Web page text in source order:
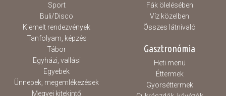
Sport
Buli/Disco
Kiemelt rendezvények
Tanfolyam, képzés
Tábor
Egyházi, vallási
Egyebek
Ünnepek, megemlékezések
Megyei kitekintő
Fák ölelésében
Víz közelben
Összes látnivaló
Gasztronómia
Heti menü
Éttermek
Gyorséttermek